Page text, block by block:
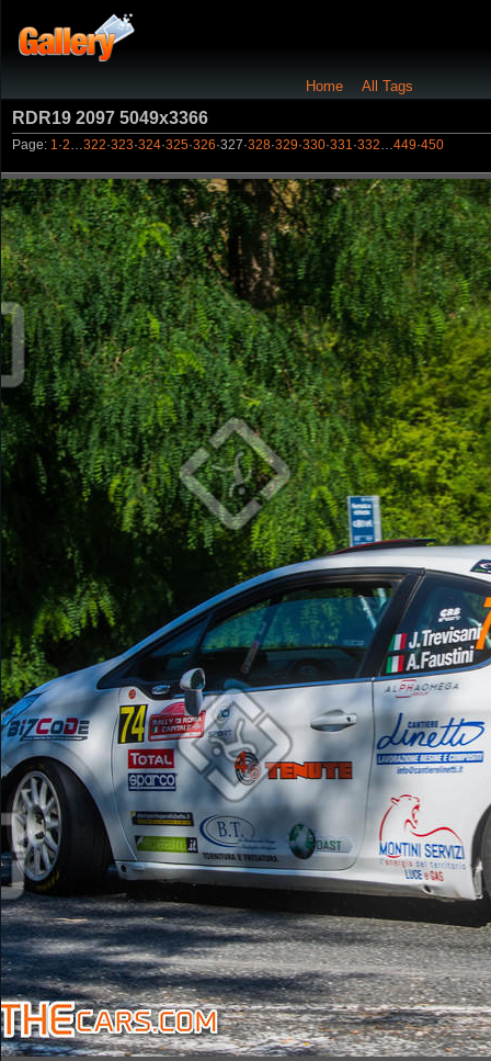
Home All Tags
RDR19 2097 5049x3366
Page: 1 ·2 322·323·324·325·326·327·328·329·330·331 ·332 449·450